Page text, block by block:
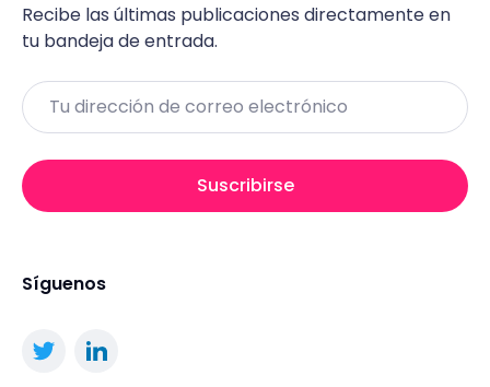
Recibe las últimas publicaciones directamente en
tu bandeja de entrada.
Email
Suscribirse
Síguenos